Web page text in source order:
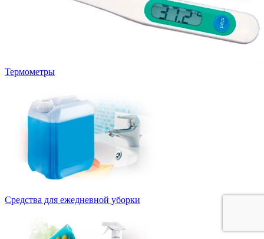
Термометры
Средства для ежедневной уборки